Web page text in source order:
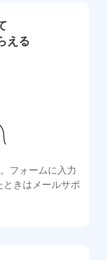
える
フォームに入力
ときはメールサポ